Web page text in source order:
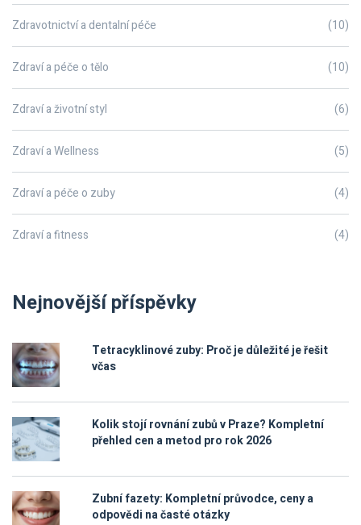
Zdravotnictví a dentalní péče (10)
Zdraví a péče o tělo (10)
Zdraví a životní styl (6)
Zdraví a Wellness (5)
Zdraví a péče o zuby (4)
Zdraví a fitness (4)
Nejnovější příspěvky
Tetracyklinové zuby: Proč je důležité je řešit
včas
Kolik stojí rovnání zubů v Praze? Kompletní
přehled cen a metod pro rok 2026
Zubní fazety: Kompletní průvodce, ceny a
odpovědi na časté otázky